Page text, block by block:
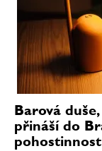
Barová
přináší do
pohostinnost